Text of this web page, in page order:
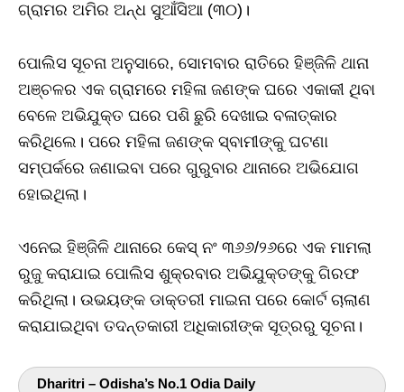
ଗ୍ରାମର ଅମିର ଅନ୍ଧ ସୁଆଁସିଆ (୩୦)।
ପୋଲିସ ସୂଚନା ଅନୁସାରେ, ସୋମବାର ରାତିରେ ହିଞ୍ଜିଳି ଥାନା
ଅଞ୍ଚଳର ଏକ ଗ୍ରାମରେ ମହିଳା ଜଣଙ୍କ ଘରେ ଏକାକୀ ଥିବା
ବେଳେ ଅଭିଯୁକ୍ତ ଘରେ ପଶି ଛୁରି ଦେଖାଇ ବଳାତ୍କାର
କରିଥିଲେ। ପରେ ମହିଳା ଜଣଙ୍କ ସ୍ବାମୀଙ୍କୁ ଘଟଣା
ସମ୍ପର୍କରେ ଜଣାଇବା ପରେ ଗୁରୁବାର ଥାନାରେ ଅଭିଯୋଗ
ହୋଇଥିଲା।
ଏନେଇ ହିଞ୍ଜିଳି ଥାନାରେ କେସ୍‌ ନଂ ୩୬୬/୨୬ରେ ଏକ ମାମଲା
ରୁଜୁ କରାଯାଇ ପୋଲିସ ଶୁକ୍ରବାର ଅଭିଯୁକ୍ତଙ୍କୁ ଗିରଫ
କରିଥିଲା। ଉଭୟଙ୍କ ଡାକ୍ତରୀ ମାଇନା ପରେ କୋର୍ଟ ଚାଲାଣ
କରାଯାଇଥିବା ତଦନ୍ତକାରୀ ଅଧିକାରୀଙ୍କ ସୂତ୍ରରୁ ସୂଚନା।
Dharitri – Odisha’s No.1 Odia Daily